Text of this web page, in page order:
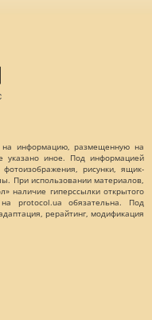
на информацию, размещенную на
указано иное. Под информацией
рисунки, ящик-
При использовании материалов,
наличие гиперссылки открытого
protocol.ua обязательна. Под
рерайтинг, модификация